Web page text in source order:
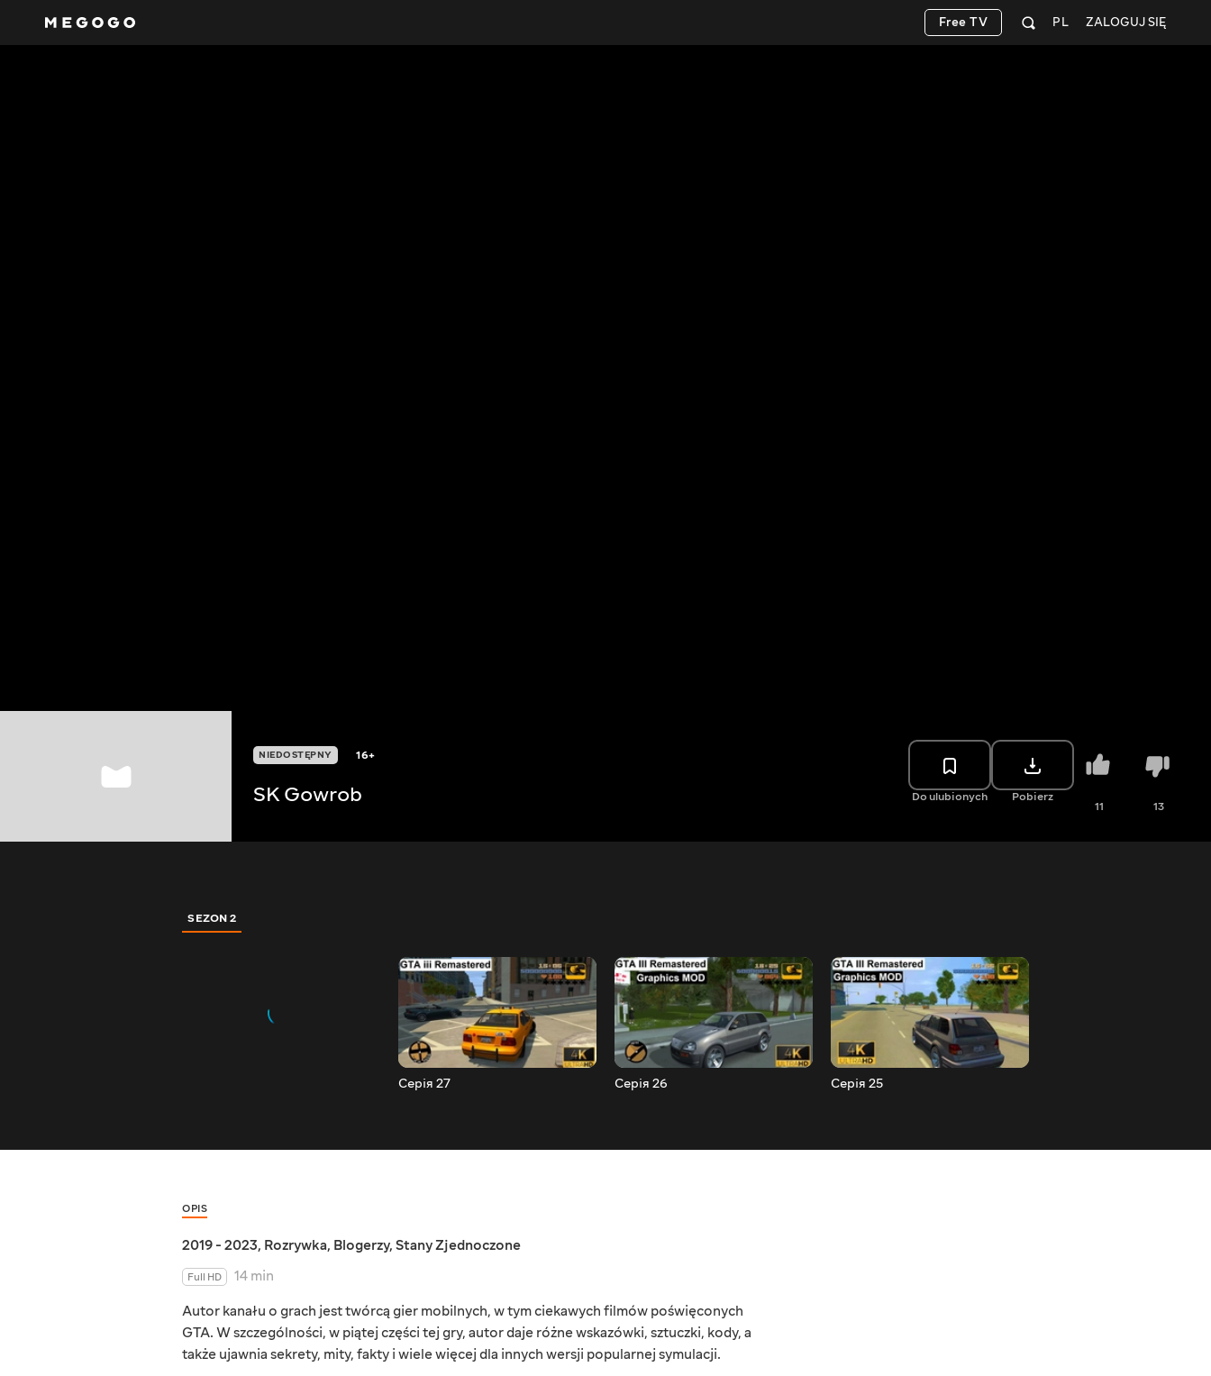
ZALOGUJ SIĘ
PL
Free TV
NIEDOSTĘPNY 16+
SK Gowrob Do ulubionych Pobierz
11 13
SEZON 2
Серія 27 Серія 26 Серія 25
OPIS
2019 - 2023, Rozrywka, Blogerzy, Stany Zjednoczone
Full HD
14 min
Autor kanału o grach jest twórcą gier mobilnych, w tym ciekawych filmów poświęconych
GTA. W szczególności, w piątej części tej gry, autor daje różne wskazówki, sztuczki, kody, a
także ujawnia sekrety, mity, fakty i wiele więcej dla innych wersji popularnej symulacji.